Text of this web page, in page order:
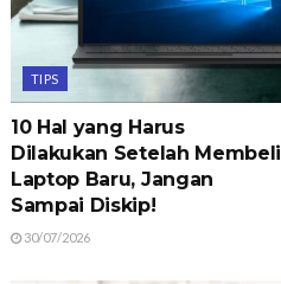
TIPS
10 Hal yang Harus
Dilakukan Setelah Membeli
Laptop Baru, Jangan
Sampai Diskip!
30/07/2026